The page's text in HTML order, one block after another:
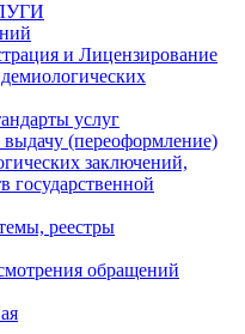
и Лицензирование
услуг
(переоформление)
заключений,
государственной
реестры
обращений